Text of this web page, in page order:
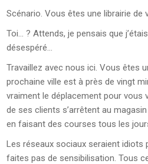
Scénario. Vous êtes une librairie de
Toi… ? Attends, je pensais que
désespéré…
Travaillez avec nous ici. Vous êtes
prochaine ville est à près de vingt
vraiment le déplacement pour vous
de ses clients s’arrêtent au
en faisant des courses tous les
Les réseaux sociaux seraient idiots
faites pas de sensibilisation. Tous